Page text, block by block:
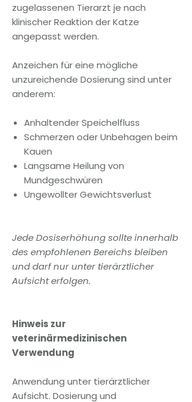
zugelassenen Tierarzt je nach
klinischer Reaktion der Katze
angepasst werden.
Anzeichen für eine mögliche
unzureichende Dosierung sind unter
anderem:
Anhaltender Speichelfluss
Schmerzen oder Unbehagen beim
Kauen
Langsame Heilung von
Mundgeschwüren
Ungewollter Gewichtsverlust
Jede Dosiserhöhung sollte innerhalb
des empfohlenen Bereichs bleiben
und darf nur unter tierärztlicher
Aufsicht erfolgen.
Hinweis zur
veterinärmedizinischen
Verwendung
Anwendung unter tierärztlicher
Aufsicht. Dosierung und